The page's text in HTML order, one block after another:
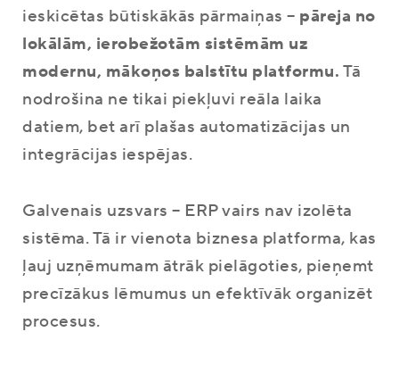
ieskicētas būtiskākās pārmaiņas – pāreja no
lokālām, ierobežotām sistēmām uz
modernu, mākoņos balstītu platformu. Tā
nodrošina ne tikai piekļuvi reāla laika
datiem, bet arī plašas automatizācijas un
integrācijas iespējas.
Galvenais uzsvars – ERP vairs nav izolēta
sistēma. Tā ir vienota biznesa platforma, kas
ļauj uzņēmumam ātrāk pielāgoties, pieņemt
precīzākus lēmumus un efektīvāk organizēt
procesus.